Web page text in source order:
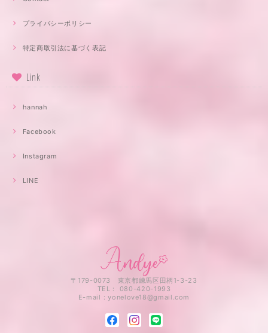
プライバシーポリシー
特定商取引法に基づく表記
Link
hannah
Facebook
Instagram
LINE
〒179-0073 東京都練馬区田柄1-3-23
TEL： 080-420-1993
E-mail：yonelove18@gmail.com